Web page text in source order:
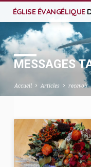
ÉGLISE ÉVANGÉLIQUE
MESSAGES
Accueil Articles recevoir
MESSAGES
TAGUÉS
'RECEVOIR'